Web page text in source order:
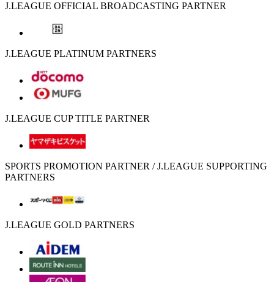
J.LEAGUE OFFICIAL BROADCASTING PARTNER
J.LEAGUE PLATINUM PARTNERS
J.LEAGUE CUP TITLE PARTNER
SPORTS PROMOTION PARTNER / J.LEAGUE SUPPORTING
PARTNERS
J.LEAGUE GOLD PARTNERS